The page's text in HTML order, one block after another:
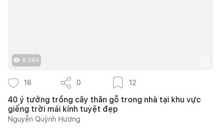
9.594
16 0 12
40 ý tưởng trồng cây thân gỗ trong nhà tại khu vực
giếng trời mái kính tuyệt đẹp
Nguyễn Quỳnh Hương